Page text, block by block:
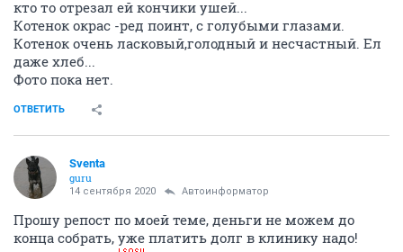
кто то отрезал ей кончики ушей...
Котенок окрас -ред поинт, с голубыми глазами.
Котенок очень ласковый,голодный и несчастный. Ел
даже хлеб...
Фото пока нет.
ОТВЕТИТЬ
Sventa
guru
14 сентября 2020 Автоинформатор
Прошу репост по моей теме, деньги не можем до
конца собрать, уже платить долг в клинику надо!